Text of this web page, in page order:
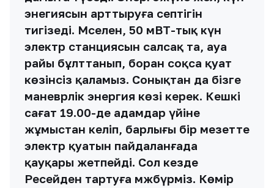
энегиясын арттыруға септігін
тигізеді. Мәселен, 50 мВТ-тық күн
электр станциясын салсақ та, ауа
райы бұлттанып, боран соқса қуат
көзінсіз қаламыз. Сонықтан да бізге
маневрлік энергия көзі керек. Кешкі
сағат 19.00-де адамдар үйіне
жұмыстан келіп, барлығы бір мезетте
электр қуатын пайдаланғада
қауқары жетпейді. Сол кезде
Ресейден тартуға мәжбүрміз. Көмір